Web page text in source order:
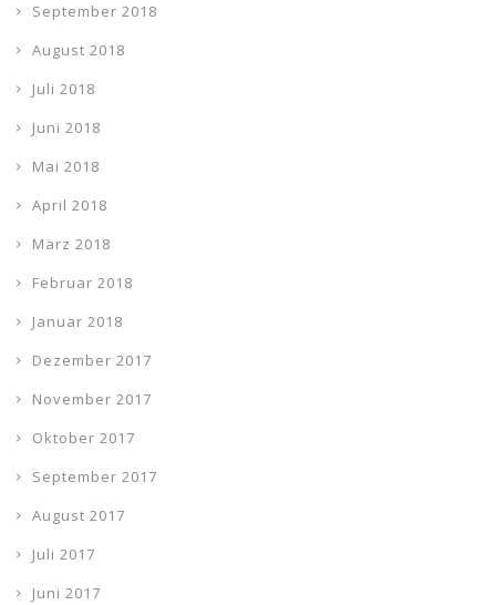
September 2018
August 2018
Juli 2018
Juni 2018
Mai 2018
April 2018
März 2018
Februar 2018
Januar 2018
Dezember 2017
November 2017
Oktober 2017
September 2017
August 2017
Juli 2017
Juni 2017